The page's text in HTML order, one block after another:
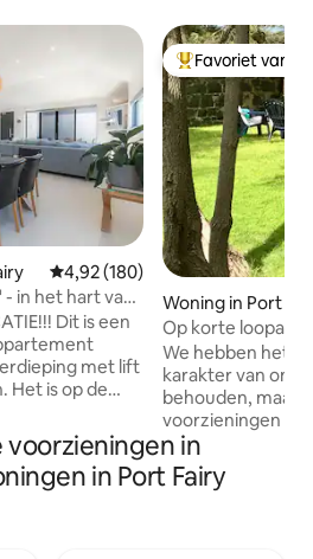
Gemiddelde beoordeling van
4,92 (180)
- in het hart van
Dit is een
met lift
Het is op de
prachtige stad
heeft;
Topfavoriet van
Favoriet van
Woning in Port
Op korte
stad.
We hebben het
karakter van ons
behouden, maar
voorzieningen
zijn met een
ligt in de stad op
van de winkels en
voorzieningen in
in Port Fairy